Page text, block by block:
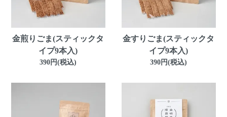
金煎りごま(スティックタ
イプ9本入)
390円(税込)
金すりごま(スティックタ
イプ9本入)
390円(税込)